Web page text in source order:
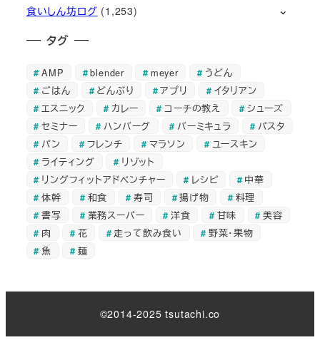
食いしん坊ログ (1,253)
タグ
AMP blender meyer
うどん
ごはん
どんぶり アプリ
イタリアン
エスニック
カレー コーチの教え
シューズ
セミナー
ハンバーグ バーミキュラ
パスタ
パン
フレンチ マラソン
ユースキン
ライティング
リゾット
リングフィットアドベンチャー
レシピ
中華
体幹
和食 寿司 揚げ物
料理
書写
業務スーパー 洋食 甘味
美容
肉
花 走って飲み食い
野菜・果物
魚
麺
©2014-2025 tsutachi.co